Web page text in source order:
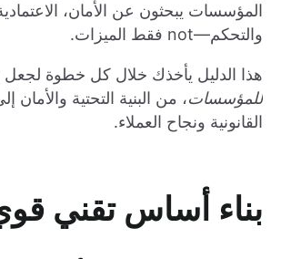
المؤسسات يبحثون عن الأمان،
والتحكم—not فقط الميزات.
هذا الدليل يأخذك خلال كل خطوة
للمؤسسات، من البنية التحتية والأمان
القانونية ونجاح العملاء.
بناء أساس تقني